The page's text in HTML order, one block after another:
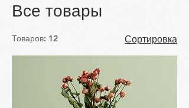
Все товары
Товаров: 12 Сортировка